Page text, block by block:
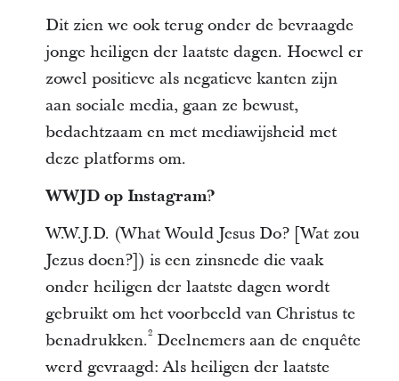
Dit zien we ook terug onder de bevraagde
jonge heiligen der laatste dagen. Hoewel er
zowel positieve als negatieve kanten zijn
aan sociale media, gaan ze bewust,
bedachtzaam en met mediawijsheid met
deze platforms om.
WWJD op Instagram?
W.W.J.D. (What Would Jesus Do? [Wat zou
Jezus doen?]) is een zinsnede die vaak
onder heiligen der laatste dagen wordt
gebruikt om het voorbeeld van Christus te
benadrukken.2Deelnemers aan de enquête
werd gevraagd: Als heiligen der laatste